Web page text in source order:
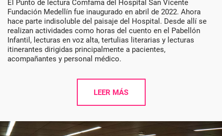
El Punto de lectura Comfama del Hospital San Vicente
Fundación Medellín fue inaugurado en abril de 2022. Ahora
hace parte indisoluble del paisaje del Hospital. Desde allí se
realizan actividades como horas del cuento en el Pabellón
Infantil, lecturas en voz alta, tertulias literarias y lecturas
itinerantes dirigidas principalmente a pacientes,
acompañantes y personal médico.
LEER MÁS